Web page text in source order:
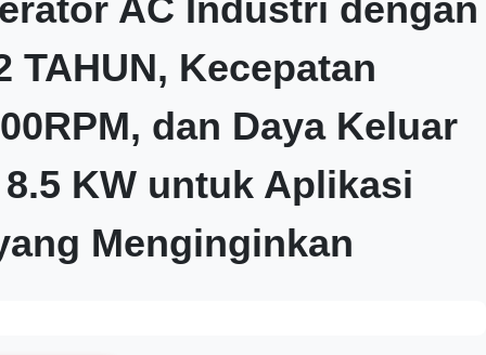
AC Industri dengan
TAHUN, Kecepatan
dan Daya Keluar
KW untuk Aplikasi
Menginginkan